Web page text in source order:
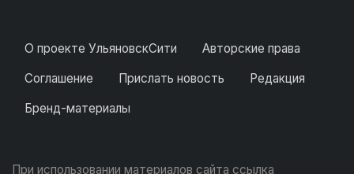
О проекте УльяновскСити
Авторские права
Соглашение
Прислать новость
Редакция
Бренд-материалы
При использовании материалов сайта ссылка